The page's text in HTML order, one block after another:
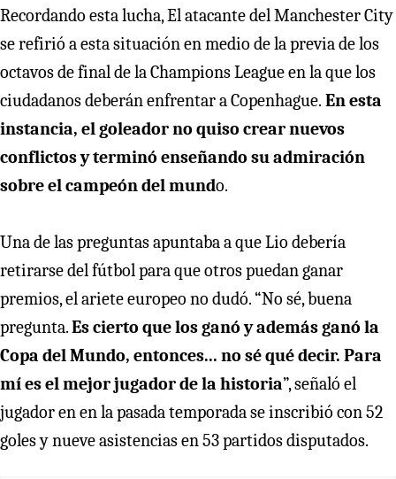
Recordando esta lucha, El atacante del Manchester City
se refirió a esta situación en medio de la previa de los
octavos de final de la Champions League en la que los
ciudadanos deberán enfrentar a Copenhague. En esta
instancia, el goleador no quiso crear nuevos
conflictos y terminó enseñando su admiración
sobre el campeón del mundo.
Una de las preguntas apuntaba a que Lio debería
retirarse del fútbol para que otros puedan ganar
premios, el ariete europeo no dudó. “No sé, buena
pregunta.Es cierto que los ganó y además ganó la
Copa del Mundo, entonces... no sé qué decir. Para
mí es el mejor jugador de la historia”, señaló el
jugador en en la pasada temporada se inscribió con 52
goles y nueve asistencias en 53 partidos disputados.